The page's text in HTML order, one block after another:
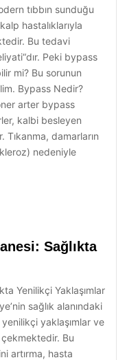
tıbbın sunduğu
hastalıklarıyla
Bu tedavi
Peki bypass
mi? Bu sorunun
Bypass Nedir?
arter bypass
kalbi besleyen
damarların
nedeniyle
Sağlıkta
Yenilikçi Yaklaşımlar
sağlık alanındaki
yaklaşımlar ve
Bu
artırma, hasta